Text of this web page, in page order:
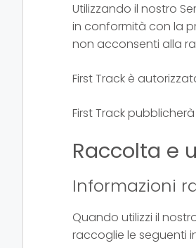
Utilizzando il nostro
in conformità con la
non acconsenti alla
First Track è
First Track
Raccolta e
Informazioni
Quando utilizzi il
raccoglie le seguenti